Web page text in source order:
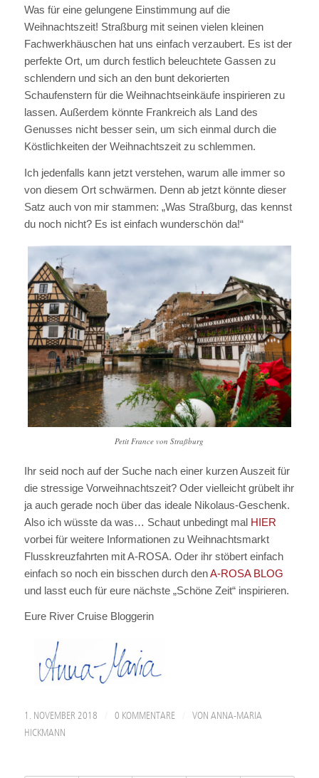
Was für eine gelungene Einstimmung auf die
Weihnachtszeit! Straßburg mit seinen vielen kleinen
Fachwerkhäuschen hat uns einfach verzaubert. Es ist der
perfekte Ort, um durch festlich beleuchtete Gassen zu
schlendern und sich an den bunt dekorierten
Schaufenstern für die Weihnachtseinkäufe inspirieren zu
lassen. Außerdem könnte Frankreich als Land des
Genusses nicht besser sein, um sich einmal durch die
Köstlichkeiten der Weihnachtszeit zu schlemmen.
Ich jedenfalls kann jetzt verstehen, warum alle immer so
von diesem Ort schwärmen. Denn ab jetzt könnte dieser
Satz auch von mir stammen: „Was Straßburg, das kennst
du noch nicht? Es ist einfach wunderschön da!“
Petit France von Straßburg
Ihr seid noch auf der Suche nach einer kurzen Auszeit für
die stressige Vorweihnachtszeit? Oder vielleicht grübelt ihr
ja auch gerade noch über das ideale Nikolaus-Geschenk.
Also ich wüsste da was… Schaut unbedingt mal HIER
vorbei für weitere Informationen zu Weihnachtsmarkt
Flusskreuzfahrten mit A-ROSA. Oder ihr stöbert einfach
einfach so noch ein bisschen durch denA-ROSA BLOG
und lasst euch für eure nächste „Schöne Zeit“ inspirieren.
Eure River Cruise Bloggerin
1. NOVEMBER 2018 0 KOMMENTARE VON ANNA-MARIA
HICKMANN